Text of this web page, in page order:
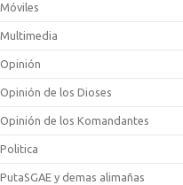
Móviles
Multimedia
Opinión
Opinión de los Dioses
Opinión de los Komandantes
Politica
PutaSGAE y demas alimañas